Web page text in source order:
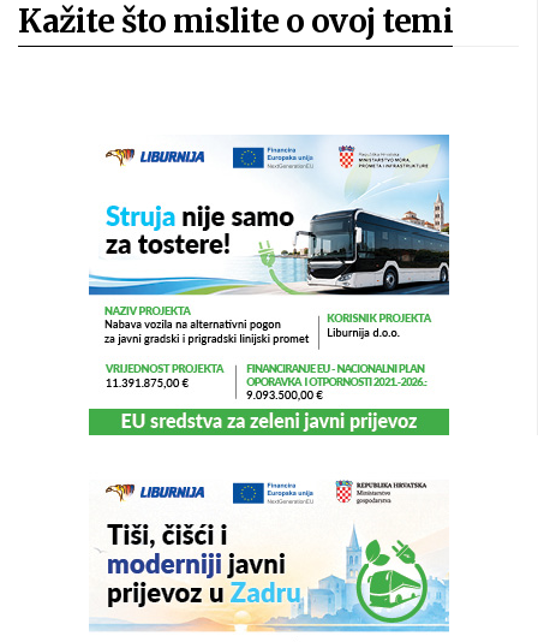
Kažite što mislite o ovoj temi